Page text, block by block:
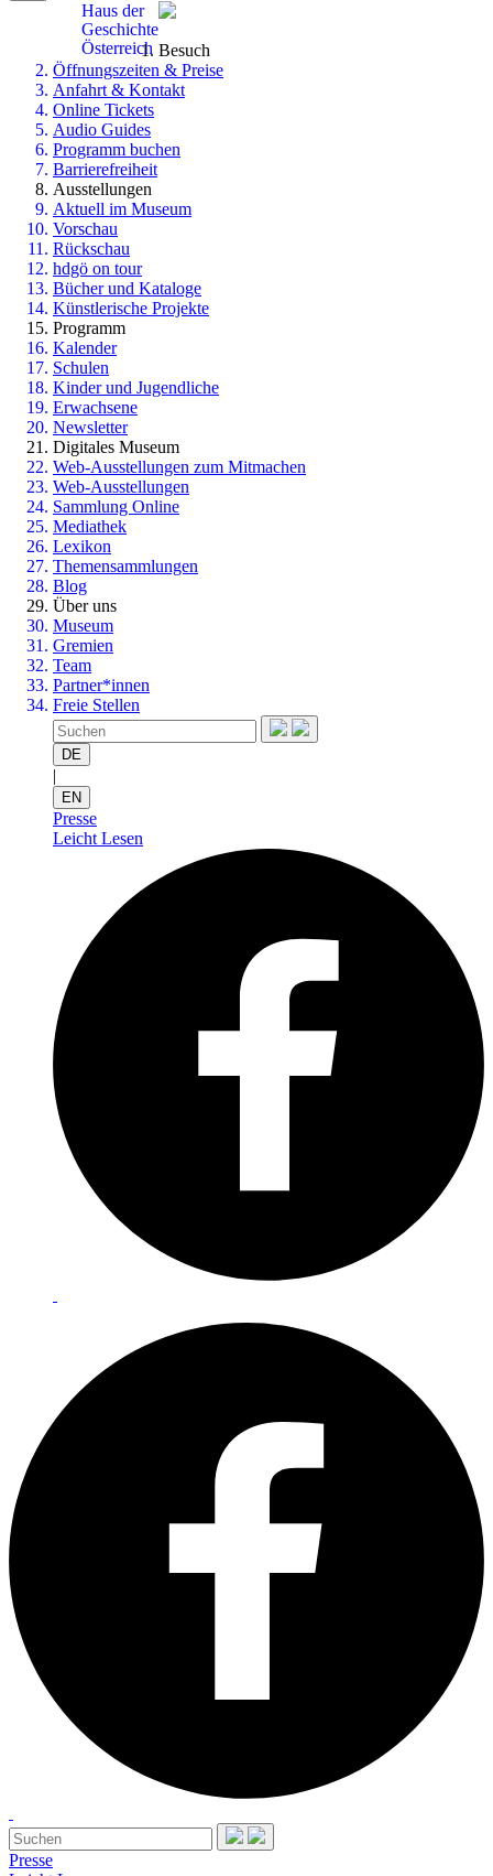
Haus der
Geschichte
Österreich Besuch
Öffnungszeiten & Preise
Anfahrt & Kontakt
Online Tickets
Audio Guides
Programm buchen
Barrierefreiheit
Ausstellungen
Aktuell im Museum
Vorschau
Rückschau
hdgö on tour
Bücher und Kataloge
Künstlerische Projekte
Programm
Kalender
Schulen
Kinder und Jugendliche
Erwachsene
Newsletter
Digitales Museum
Web-Ausstellungen zum Mitmachen
Web-Ausstellungen
Sammlung Online
Mediathek
Lexikon
Themensammlungen
Blog
Über uns
Museum
Gremien
Team
Partner*innen
Freie Stellen
DE
|
EN
Presse
Leicht Lesen
Presse